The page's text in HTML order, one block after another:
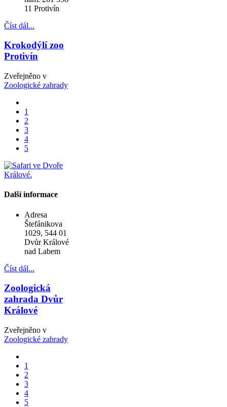
11 Protivín
Číst dál...
Krokodýlí zoo
Protivín
Zveřejněno v
Zoologické zahrady
1
2
3
4
5
Další informace
Adresa
Štefánikova
1029, 544 01
Dvůr Králové
nad Labem
Číst dál...
Zoologická
zahrada Dvůr
Králové
Zveřejněno v
Zoologické zahrady
1
2
3
4
5